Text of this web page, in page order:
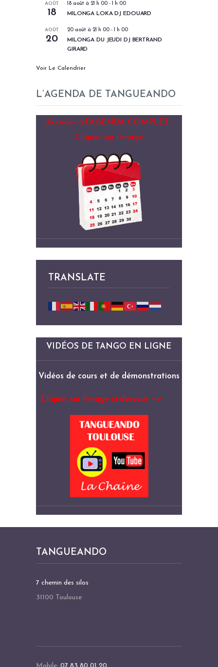
AOÛT
18
18 août à 21 h 00 - 1 h 00
MILONGA LOKA DJ EDOUARD
AOÛT
20
20 août à 21 h 00 - 1 h 00
MILONGA DU JEUDI DJ BERTRAND
GIRARD
Voir Le Calendrier
L’AGENDA DE TANGUEANDO
Accéder à l’AGENDA COMPLET :
Cliquer sur l’image
TRANSLATE
VIDÉOS DE TANGO EN LIGNE
Vidéos de cours et de démonstrations
Cliquer sur l’image ci-dessous =>
TANGUEANDO
7 chemin des silos
31100 Toulouse